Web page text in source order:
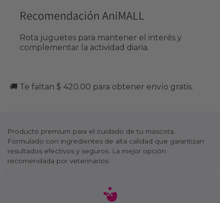
Recomendación AniMALL
Rota juguetes para mantener el interés y
complementar la actividad diaria.
🚚 Te faltan $ 420.00 para obtener envío gratis.
Producto premium para el cuidado de tu mascota.
Formulado con ingredientes de alta calidad que garantizan
resultados efectivos y seguros. La mejor opción
recomendada por veterinarios.